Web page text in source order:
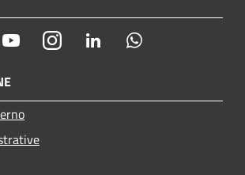
YoutubeInstagram LinkedIn